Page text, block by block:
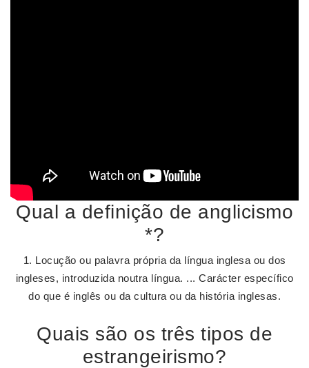
Qual a definição de anglicismo
*?
1. Locução ou palavra própria da língua inglesa ou dos
ingleses, introduzida noutra língua. ... Carácter específico
do que é inglês ou da cultura ou da história inglesas.
Quais são os três tipos de
estrangeirismo?